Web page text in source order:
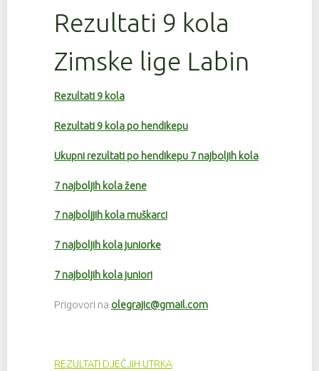
Rezultati 9 kola
Zimske lige Labin
Rezultati 9 kola
Rezultati 9 kola po hendikepu
Ukupni rezultati po hendikepu 7 najboljih kola
7 najboljih kola žene
7 najboljjih kola muškarci
7 najboljih kola juniorke
7 najboljih kola juniori
Prigovori na olegrajic@gmail.com
REZULTATI DJEČJIH UTRKA